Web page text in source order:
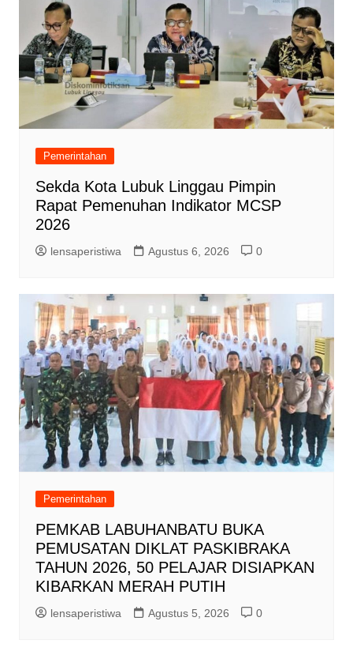
Pemerintahan
Sekda Kota Lubuk Linggau Pimpin
Rapat Pemenuhan Indikator MCSP
2026
lensaperistiwa Agustus 6, 2026 0
Pemerintahan
PEMKAB LABUHANBATU BUKA
PEMUSATAN DIKLAT PASKIBRAKA
TAHUN 2026, 50 PELAJAR DISIAPKAN
KIBARKAN MERAH PUTIH
lensaperistiwa Agustus 5, 2026 0